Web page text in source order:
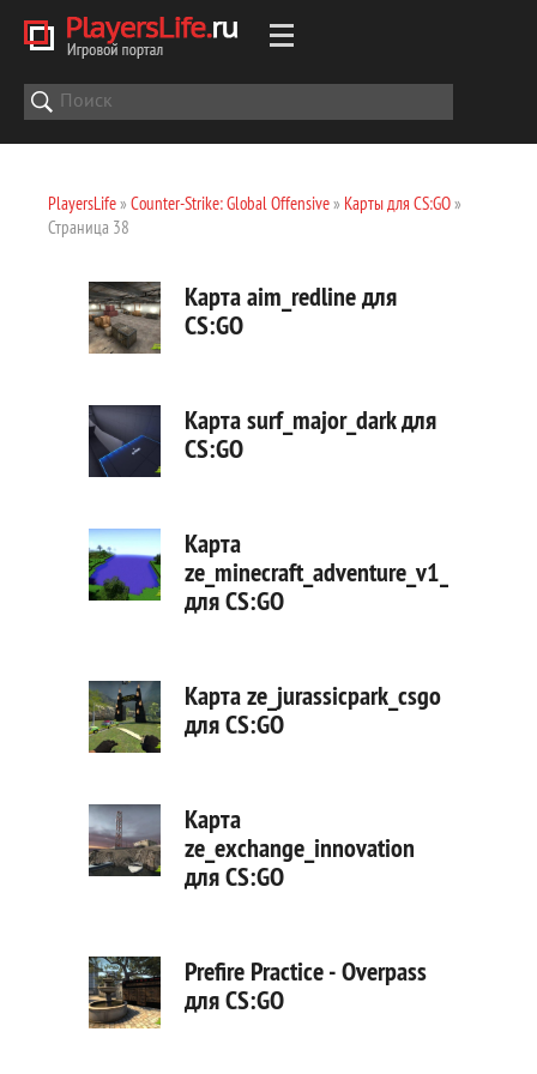
PlayersLife» Counter-Strike: Global Offensive» Карты для CS:GO»
Страница 38
Карта aim_redline для
CS:GO
Карта surf_major_dark для
CS:GO
Карта
ze_minecraft_adventure_v1_3c
для CS:GO
Карта ze_jurassicpark_csgo
для CS:GO
Карта
ze_exchange_innovation
для CS:GO
Prefire Practice - Overpass
для CS:GO